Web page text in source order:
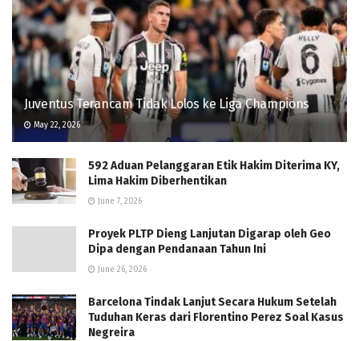
Juventus Terancam Tidak Lolos ke Liga Champions
May 22, 2026
592 Aduan Pelanggaran Etik Hakim Diterima KY,
Lima Hakim Diberhentikan
June 7, 2026
Proyek PLTP Dieng Lanjutan Digarap oleh Geo
Dipa dengan Pendanaan Tahun Ini
June 26, 2026
Barcelona Tindak Lanjut Secara Hukum Setelah
Tuduhan Keras dari Florentino Perez Soal Kasus
Negreira